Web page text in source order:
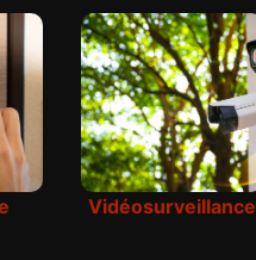
Vidéosurveillance